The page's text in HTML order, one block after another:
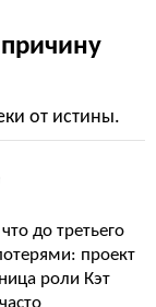
от истины.
до третьего
проект
роли Кэт